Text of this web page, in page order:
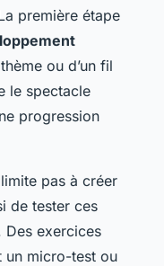
première étape
ou d’un fil
le spectacle
progression
pas à créer
de tester ces
Des exercices
un micro-test ou